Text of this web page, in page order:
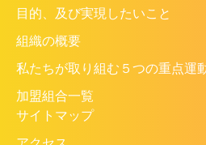
目的、及び実現したいこと
組織の概要
私たちが取り組む５つの重点運
加盟組合一覧
サイトマップ